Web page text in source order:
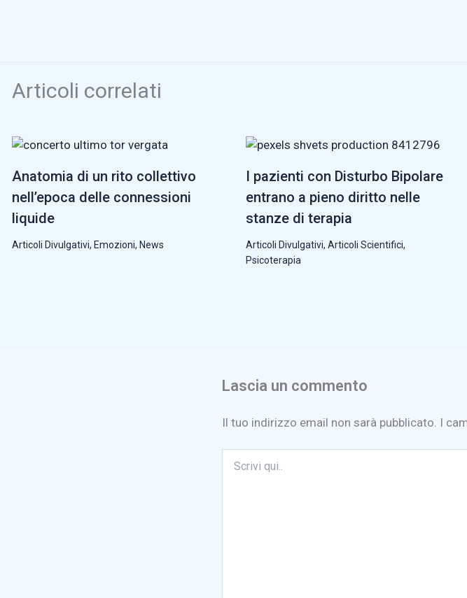
Articoli correlati
Anatomia di un rito collettivo
nell’epoca delle connessioni
liquide
Articoli Divulgativi, Emozioni, News
I pazienti con Disturbo Bipolare
entrano a pieno diritto nelle
stanze di terapia
Articoli Divulgativi, Articoli Scientifici,
Psicoterapia
Lascia un commento
Il tuo indirizzo email non sarà pubblicato. I
qui..